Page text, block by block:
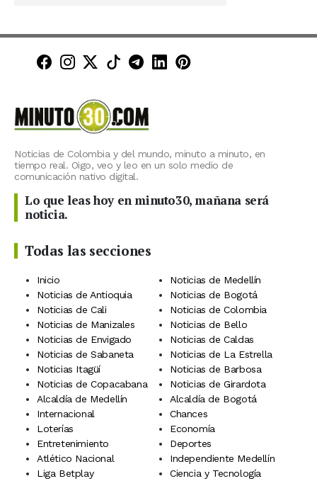
Minuto30 en Facebook
Minuto30 en Instagram
Minuto30 en X (Twitter)
Minuto30 en TikTok
Canal de Minuto30 en
Minuto30 en LinkedIn
Minuto30 en
Noticias de Colombia y del mundo, minuto a minuto, en
tiempo real. Oigo, veo y leo en un solo medio de
comunicación nativo digital.
Lo que leas hoy en minuto30, mañana será
noticia.
Todas las secciones
Inicio
Noticias de Medellín
Noticias de Antioquia
Noticias de Bogotá
Noticias de Cali
Noticias de Colombia
Noticias de Manizales
Noticias de Bello
Noticias de Envigado
Noticias de Caldas
Noticias de Sabaneta
Noticias de La Estrella
Noticias Itagüí
Noticias de Barbosa
Noticias de Copacabana
Noticias de Girardota
Alcaldía de Medellín
Alcaldía de Bogotá
Internacional
Chances
Loterías
Economía
Entretenimiento
Deportes
Atlético Nacional
Independiente Medellín
Liga Betplay
Ciencia y Tecnología